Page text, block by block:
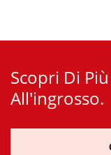
Scopri Di
All'ingrosso.